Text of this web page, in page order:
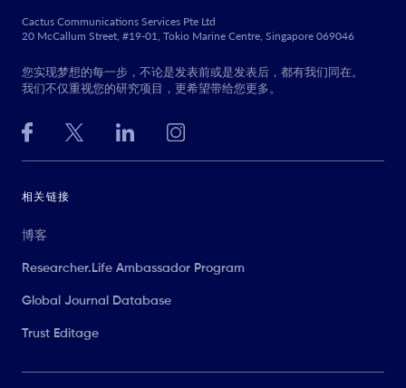
Cactus Communications Services Pte Ltd
20 McCallum Street, #19-01, Tokio Marine Centre, Singapore 069046
您实现梦想的每一步，不论是发表前或是发表后，都有我们同在。
我们不仅重视您的研究项目，更希望带给您更多。
相关链接
博客
Researcher.Life Ambassador Program
Global Journal Database
Trust Editage